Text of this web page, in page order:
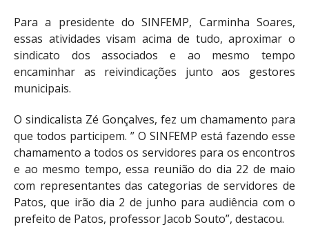
Para a presidente do SINFEMP, Carminha Soares,
essas atividades visam acima de tudo, aproximar o
sindicato dos associados e ao mesmo tempo
encaminhar as reivindicações junto aos gestores
municipais.
O sindicalista Zé Gonçalves, fez um chamamento para
que todos participem. ” O SINFEMP está fazendo esse
chamamento a todos os servidores para os encontros
e ao mesmo tempo, essa reunião do dia 22 de maio
com representantes das categorias de servidores de
Patos, que irão dia 2 de junho para audiência com o
prefeito de Patos, professor Jacob Souto”, destacou.